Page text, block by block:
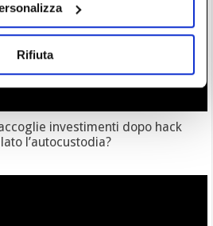
Rifiuta
investimenti dopo hack
l’autocustodia?